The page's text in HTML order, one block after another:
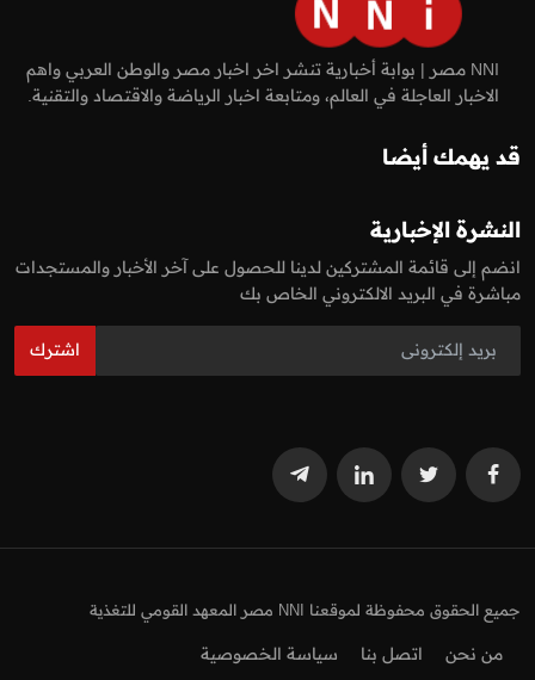
NNI مصر | بوابة أخبارية تنشر اخر اخبار مصر والوطن العربي واهم
الاخبار العاجلة في العالم، ومتابعة اخبار الرياضة والاقتصاد والتقنية.
قد يهمك أيضا
النشرة الإخبارية
انضم إلى قائمة المشتركين لدينا للحصول على آخر الأخبار والمستجدات
مباشرة في البريد الالكتروني الخاص بك
اشترك
جميع الحقوق محفوظة لموقعنا NNI مصر المعهد القومي للتغذية
من نحن اتصل بنا سياسة الخصوصية